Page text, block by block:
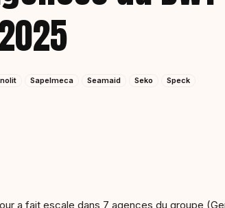
Sapelmeca Seamaid Seko Speck
a fait escale dans 7 agences du groupe